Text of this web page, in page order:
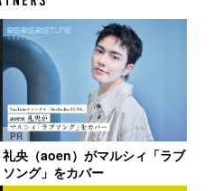
PR
礼央（aoen）がマルシィ「ラブ
ソング」をカバー